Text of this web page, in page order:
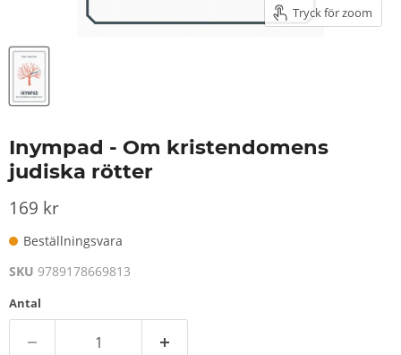
Tryck för zoom
Inympad - Om kristendomens
judiska rötter
169 kr
Beställningsvara
SKU 9789178669813
Antal